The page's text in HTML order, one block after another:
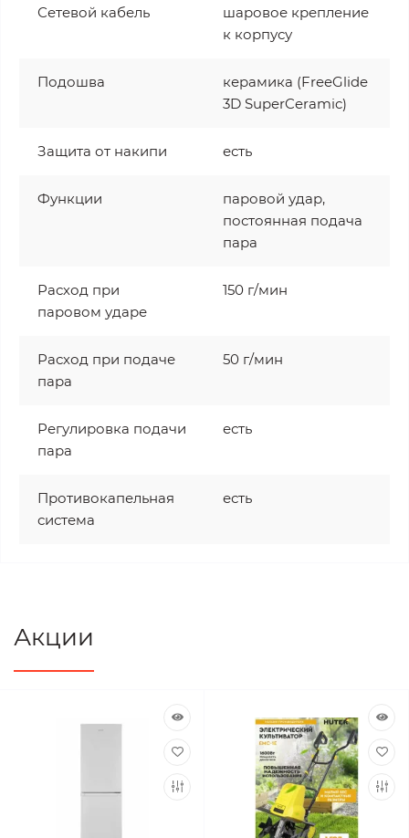
Сетевой кабель
шаровое крепление
к корпусу
Подошва
керамика (FreeGlide
3D SuperCeramic)
Защита от накипи есть
Функции
паровой удар,
постоянная подача
пара
Расход при
паровом ударе
150 г/мин
Расход при подаче
пара
50 г/мин
Регулировка подачи
пара
есть
Противокапельная
система
есть
Акции